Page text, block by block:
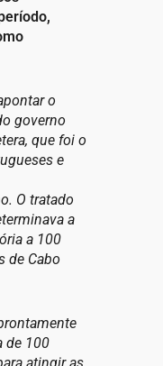
o
governo
que foi o
e
O tratado
a
a 100
de Cabo
de 100